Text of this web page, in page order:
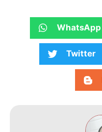
WhatsApp
Twitter